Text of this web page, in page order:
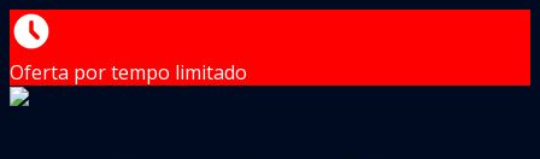
Oferta por tempo limitado